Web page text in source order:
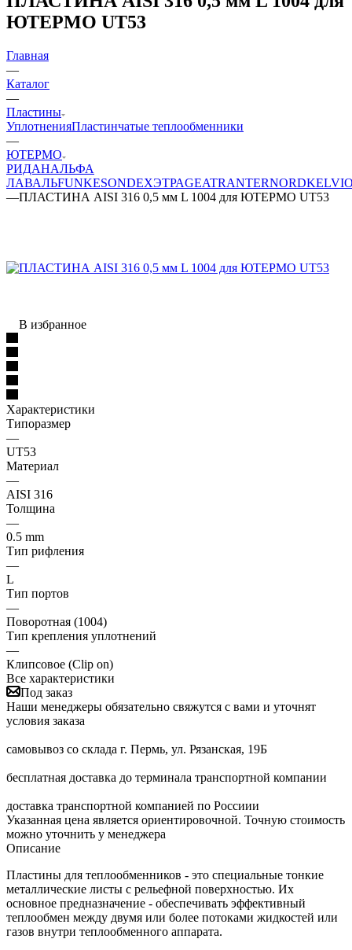
ЮТЕРМО UT53
Главная
—
Каталог
—
Пластины
УплотненияПластинчатые теплообменники
—
ЮТЕРМО
РИДАНАЛЬФА
ЛАВАЛЬFUNKESONDEXЭТРАGEATRANTERNORD
—ПЛАСТИНА AISI 316 0,5 мм L 1004 для ЮТЕРМО UT53
В избранное
Характеристики
Типоразмер
—
UT53
Материал
—
AISI 316
Толщина
—
0.5 mm
Тип рифления
—
L
Тип портов
—
Поворотная (1004)
Тип крепления уплотнений
—
Клипсовое (Clip on)
Все характеристики
Под заказ
Наши менеджеры обязательно свяжутся с вами и уточнят
условия заказа
самовывоз со склада г. Пермь, ул. Рязанская, 19Б
бесплатная доставка до терминала транспортной компании
доставка транспортной компанией по Россиии
Указанная цена является ориентировочной. Точную стоимость
можно уточнить у менеджера
Описание
Пластины для теплообменников - это специальные тонкие
металлические листы с рельефной поверхностью. Их
основное предназначение - обеспечивать эффективный
теплообмен между двумя или более потоками жидкостей или
газов внутри теплообменного аппарата.